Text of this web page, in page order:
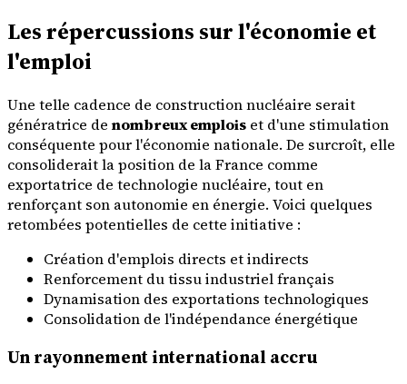
Les répercussions sur l'économie et
l'emploi
Une telle cadence de construction nucléaire serait
génératrice de nombreux emplois et d'une stimulation
conséquente pour l'économie nationale. De surcroît, elle
consoliderait la position de la France comme
exportatrice de technologie nucléaire, tout en
renforçant son autonomie en énergie. Voici quelques
retombées potentielles de cette initiative :
Création d'emplois directs et indirects
Renforcement du tissu industriel français
Dynamisation des exportations technologiques
Consolidation de l'indépendance énergétique
Un rayonnement international accru